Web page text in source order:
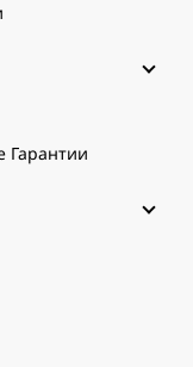
Гарантии